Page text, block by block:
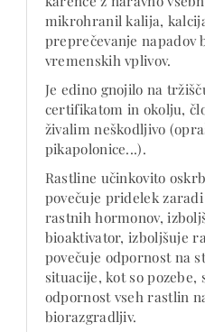
mikrohranil kalija,
preprečevanje napadov
vremenskih vplivov.
Je edino gnojilo na
certifikatom in okolju,
živalim neškodljivo
pikapolonice...).
Rastline učinkovito
povečuje pridelek
rastnih hormonov,
bioaktivator, izboljšuje
povečuje odpornost na
situacije, kot so pozebe,
odpornost vseh rastlin
biorazgradljiv.